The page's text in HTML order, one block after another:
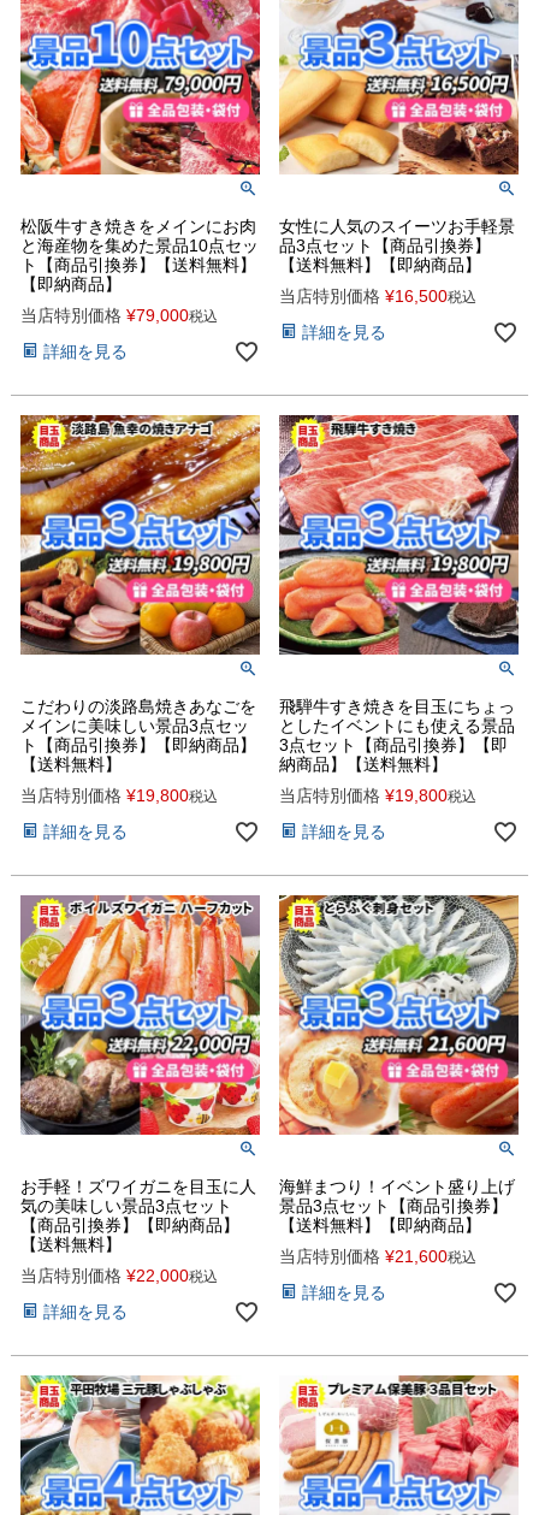
松阪牛すき焼きをメインにお肉
と海産物を集めた景品10点セッ
ト【商品引換券】【送料無料】
【即納商品】
当店特別価格 ¥79,000税込
詳細を見る
女性に人気のスイーツお手軽景
品3点セット【商品引換券】
【送料無料】【即納商品】
当店特別価格 ¥16,500税込
詳細を見る
こだわりの淡路島焼きあなごを
メインに美味しい景品3点セッ
ト【商品引換券】【即納商品】
【送料無料】
当店特別価格 ¥19,800税込
詳細を見る
飛騨牛すき焼きを目玉にちょっ
としたイベントにも使える景品
3点セット【商品引換券】【即
納商品】【送料無料】
当店特別価格 ¥19,800税込
詳細を見る
お手軽！ズワイガニを目玉に人
気の美味しい景品3点セット
【商品引換券】【即納商品】
【送料無料】
当店特別価格 ¥22,000税込
詳細を見る
海鮮まつり！イベント盛り上げ
景品3点セット【商品引換券】
【送料無料】【即納商品】
当店特別価格 ¥21,600税込
詳細を見る